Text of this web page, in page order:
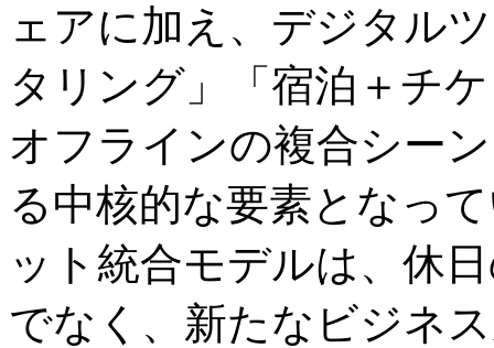
ェアに加え、デジタル
タリング」「宿泊＋チ
オフラインの複合シー
る中核的な要素となっ
ット統合モデルは、休
でなく、新たなビジネ